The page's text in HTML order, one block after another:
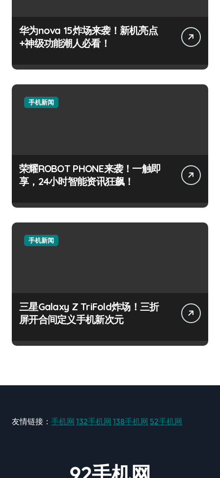
华为nova 15炸场来袭！新机亮点
+神级功能潮人必看！
手机新闻
荣耀ROBOT PHONE来袭！一触即
享，24小时智能资讯狂飙！
手机新闻
三星Galaxy Z TriFold炸场！三折
屏开合间定义手机新次元
友情链接： 手机网 132手机网 138手机网 52手机网